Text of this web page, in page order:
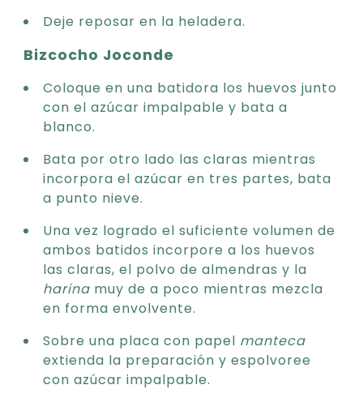
Deje reposar en la heladera.
Bizcocho Joconde
Coloque en una batidora los huevos junto
con el azúcar impalpable y bata a
blanco.
Bata por otro lado las claras mientras
incorpora el azúcar en tres partes, bata
a punto nieve.
Una vez logrado el suficiente volumen de
ambos batidos incorpore a los huevos
las claras, el polvo de almendras y la
harina muy de a poco mientras mezcla
en forma envolvente.
Sobre una placa con papel manteca
extienda la preparación y espolvoree
con azúcar impalpable.